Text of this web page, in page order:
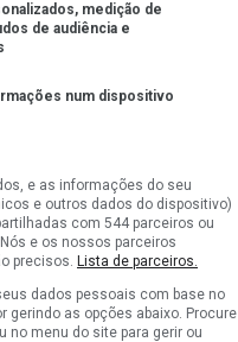
medição de
de audiência e
num dispositivo
e as informações do seu
e outros dados do dispositivo)
com 544 parceiros ou
e os nossos parceiros
precisos. Lista de parceiros.
dados pessoais com base no
gerindo as opções abaixo. Procure
no menu do site para gerir ou